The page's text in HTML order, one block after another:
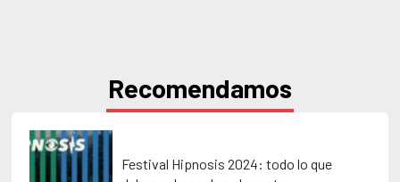
Recomendamos
Festival Hipnosis 2024: todo lo que